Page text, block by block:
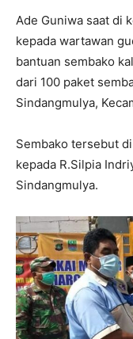
Ade Guniwa saat di
kepada wartawan
bantuan sembako
dari 100 paket
Sindangmulya,
Sembako tersebut
kepada R.Silpia
Sindangmulya.